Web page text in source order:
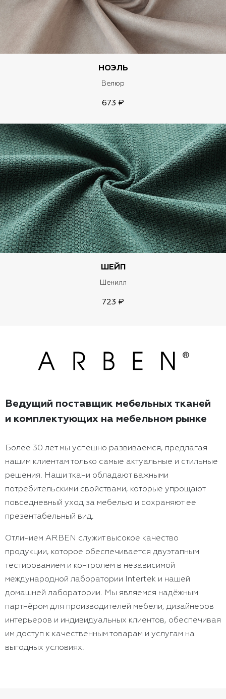
НОЭЛЬ
Велюр
673 ₽
ШЕЙП
Шенилл
723 ₽
Ведущий поставщик мебельных тканей
и комплектующих на мебельном рынке
Более 30 лет мы успешно развиваемся, предлагая
нашим клиентам только самые актуальные и стильные
решения. Наши ткани обладают важными
потребительскими свойствами, которые упрощают
повседневный уход за мебелью и сохраняют ее
презентабельный вид.
Отличием ARBEN служит высокое качество
продукции, которое обеспечивается двуэтапным
тестированием и контролем в независимой
международной лаборатории Intertek и нашей
домашней лаборатории. Мы являемся надёжным
партнёром для производителей мебели, дизайнеров
интерьеров и индивидуальных клиентов, обеспечивая
им доступ к качественным товарам и услугам на
выгодных условиях.